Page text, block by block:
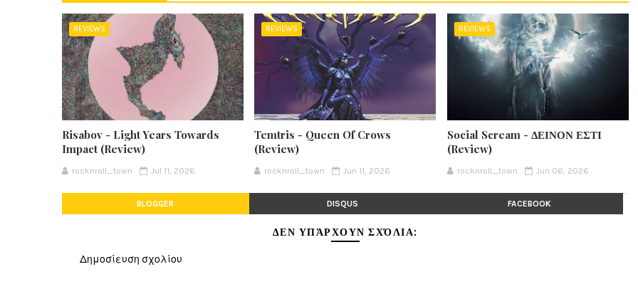
REVIEWS
Risabov - Light Years Towards
Impact (Review)
rocknroll_town Jul 11, 2026
REVIEWS
Temtris - Queen Of Crows
(Review)
rocknroll_town Jun 11, 2026
REVIEWS
Social Scream - ΔΕΙΝΟΝ ΕΣΤΙ
(Review)
rocknroll_town Jun 06, 2026
BLOGGER DISQUS FACEBOOK
ΔΕΝ ΥΠΆΡΧΟΥΝ ΣΧΌΛΙΑ:
Δημοσίευση σχολίου